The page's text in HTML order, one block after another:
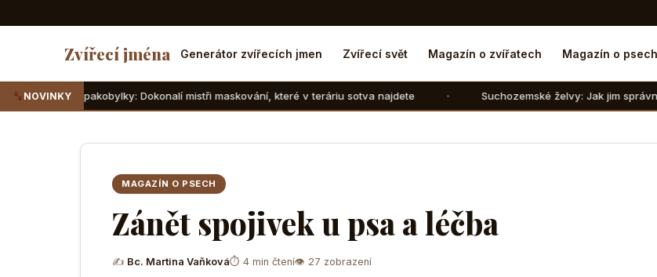
Zvířecí jména Generátor zvířecích jmen Zvířecí svět Magazín o zvířatech Magazín o psech
NOVINKY
Dokonalí mistři maskování, které v teráriu sotva najdete Suchozemské želvy: Jak jim správně nasimulovat
MAGAZÍN O PSECH
Zánět spojivek u psa a léčba
✍ Bc. Martina Vaňková⏱ 4 min čtení👁 27 zobrazení